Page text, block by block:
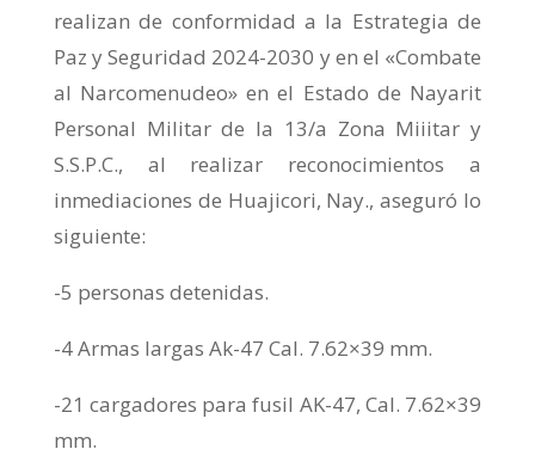
realizan de conformidad a la Estrategia de
Paz y Seguridad 2024-2030 y en el «Combate
al Narcomenudeo» en el Estado de Nayarit
Personal Militar de la 13/a Zona Miiitar y
S.S.P.C., al realizar reconocimientos a
inmediaciones de Huajicori, Nay., aseguró lo
siguiente:
-5 personas detenidas.
-4 Armas largas Ak-47 Cal. 7.62×39 mm.
-21 cargadores para fusil AK-47, Cal. 7.62×39
mm.